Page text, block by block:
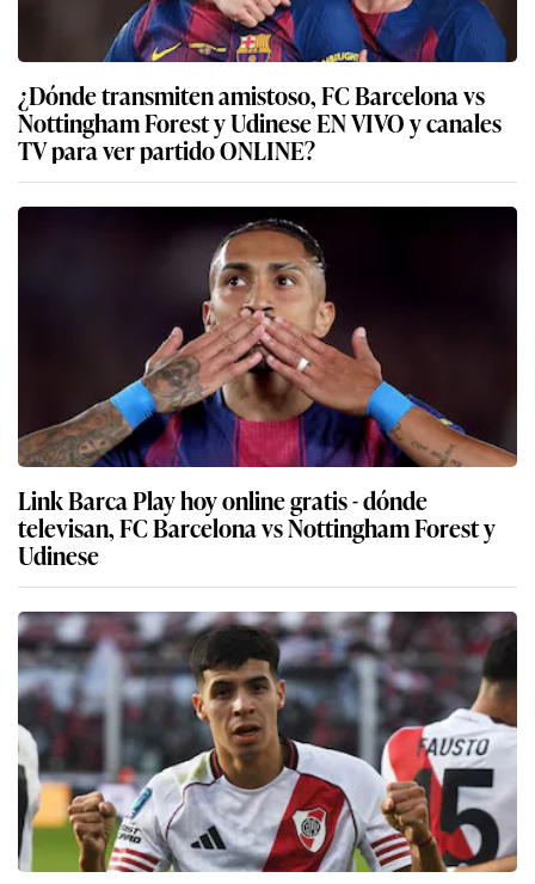
¿Dónde transmiten amistoso, FC Barcelona vs
Nottingham Forest y Udinese EN VIVO y canales
TV para ver partido ONLINE?
Link Barca Play hoy online gratis - dónde
televisan, FC Barcelona vs Nottingham Forest y
Udinese